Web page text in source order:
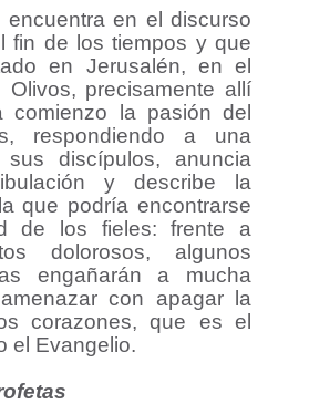
encuentra en el discurso
fin de los tiempos y que
en Jerusalén, en el
Olivos, precisamente allí
comienzo la pasión del
respondiendo a una
discípulos, anuncia
y describe la
que podría encontrarse
de los fieles: frente a
dolorosos, algunos
engañarán a mucha
con apagar la
corazones, que es el
el Evangelio.